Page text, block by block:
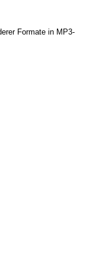
Formate in MP3-